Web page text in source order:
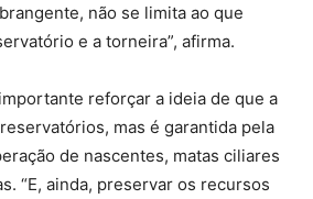
não se limita ao que
e a torneira”, afirma.
reforçar a ideia de que a
mas é garantida pela
de nascentes, matas ciliares
“E, ainda, preservar os recursos